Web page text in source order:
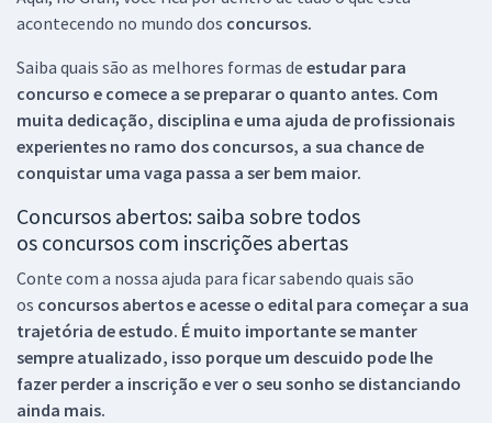
acontecendo no mundo dos concursos.
Saiba quais são as melhores formas de estudar para
concurso e comece a se preparar o quanto antes. Com
muita dedicação, disciplina e uma ajuda de profissionais
experientes no ramo dos concursos, a sua chance de
conquistar uma vaga passa a ser bem maior.
Concursos abertos: saiba sobre todos
os concursos com inscrições abertas
Conte com a nossa ajuda para ficar sabendo quais são
os concursos abertos e acesse o edital para começar a sua
trajetória de estudo. É muito importante se manter
sempre atualizado, isso porque um descuido pode lhe
fazer perder a inscrição e ver o seu sonho se distanciando
ainda mais.